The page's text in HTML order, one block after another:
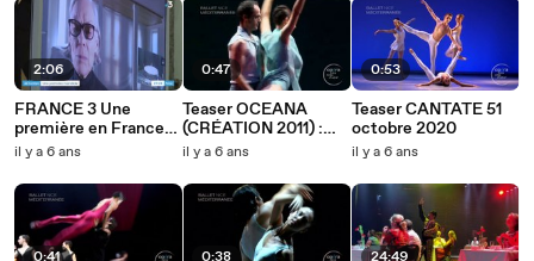
2:06
FRANCE 3 Une
première en France
Akhnaten des
visioconférence
il y a 6 ans
0:47
Teaser OCEANA
(CRÉATION 2011) :
BELONG PAS DE
il y a 6 ans
0:53
Teaser CANTATE 51
octobre 2020
il y a 6 ans